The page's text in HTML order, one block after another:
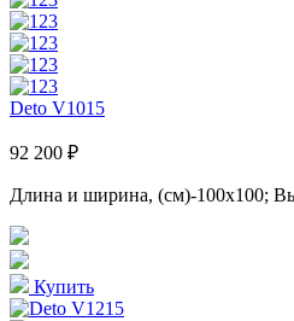
Deto V1015
92 200 ₽
Длина и ширина, (см)-100x100;
Купить